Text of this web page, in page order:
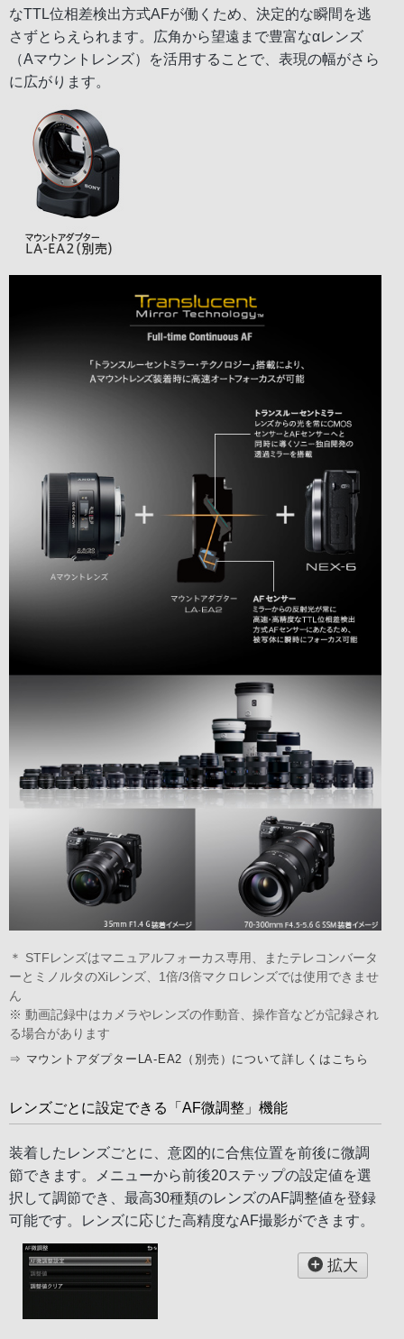
なTTL位相差検出方式AFが働くため、決定的な瞬間を逃
さずとらえられます。広角から望遠まで豊富なαレンズ
（Aマウントレンズ）を活用することで、表現の幅がさら
に広がります。
＊ STFレンズはマニュアルフォーカス専用、またテレコンバータ
ーとミノルタのXiレンズ、1倍/3倍マクロレンズでは使用できませ
ん
※ 動画記録中はカメラやレンズの作動音、操作音などが記録され
る場合があります
⇒ マウントアダプターLA-EA2（別売）について詳しくはこちら
レンズごとに設定できる「AF微調整」機能
装着したレンズごとに、意図的に合焦位置を前後に微調
節できます。メニューから前後20ステップの設定値を選
択して調節でき、最高30種類のレンズのAF調整値を登録
可能です。レンズに応じた高精度なAF撮影ができます。
拡大